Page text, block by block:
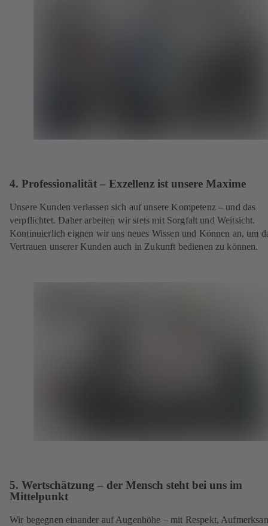
4. Professionalität – Exzellenz ist unsere Maxime
Unsere Kunden verlassen sich auf unsere Kompetenz – und das
verpflichtet. Daher arbeiten wir stets mit Sorgfalt und Weitsicht.
Kontinuierlich eignen wir uns neues Wissen und Können an, um
Vertrauen unserer Kunden auch in Zukunft bedienen zu können.
5. Wertschätzung – der Mensch steht bei uns im
Mittelpunkt
Wir begegnen einander auf Augenhöhe – mit Respekt,